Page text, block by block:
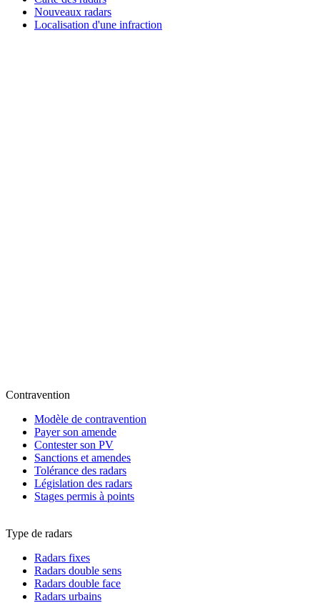
Nouveaux radars
Localisation d'une infraction
Contravention
Modèle de contravention
Payer son amende
Contester son PV
Sanctions et amendes
Tolérance des radars
Législation des radars
Stages permis à points
Type de radars
Radars fixes
Radars double sens
Radars double face
Radars urbains